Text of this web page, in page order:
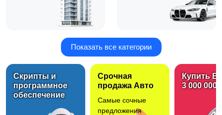
Для дома и дачи
Электроника
Показать все категории
Скрипты и
программное
обеспечение
Срочная
продажа Авто
Самые сочные
предложения
Купить
3 000 000